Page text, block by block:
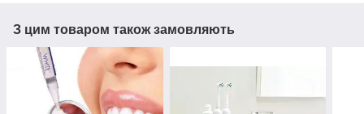
З цим товаром також замовляють